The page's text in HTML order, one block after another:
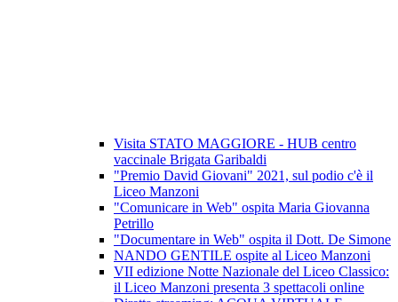
Visita STATO MAGGIORE - HUB centro
vaccinale Brigata Garibaldi
"Premio David Giovani" 2021, sul podio c'è il
Liceo Manzoni
"Comunicare in Web" ospita Maria Giovanna
Petrillo
"Documentare in Web" ospita il Dott. De Simone
NANDO GENTILE ospite al Liceo Manzoni
VII edizione Notte Nazionale del Liceo Classico:
il Liceo Manzoni presenta 3 spettacoli online